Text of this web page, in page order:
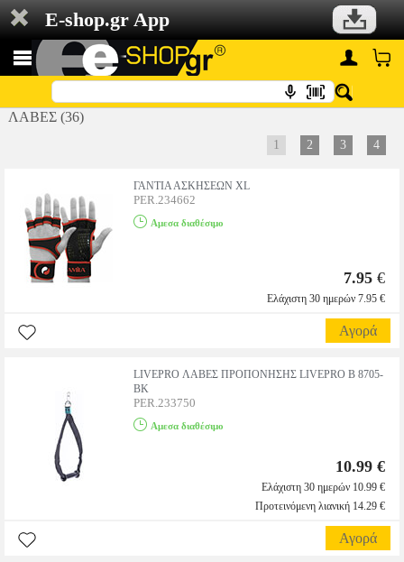
E-shop.gr App
ΛΑΒΕΣ (36)
1 2 3 4
ΓΑΝΤΙΑ ΑΣΚΗΣΕΩΝ XL
PER.234662
Αμεσα διαθέσιμο
7.95 €
Ελάχιστη 30 ημερών 7.95 €
Αγορά
LIVEPRO ΛΑΒΕΣ ΠΡΟΠΟΝΗΣΗΣ LIVEPRO Β 8705-
BK
PER.233750
Αμεσα διαθέσιμο
10.99 €
Ελάχιστη 30 ημερών 10.99 €
Προτεινόμενη λιανική 14.29 €
Αγορά